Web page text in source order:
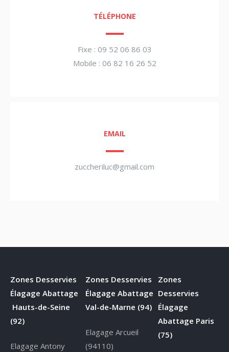
TÉLÉPHONE
Fixe : 09 52 06 86 03
Mobile : 06 82 16 26 52
EMAIL
zuccheriluc@gmail.com
Zones Desservies
Élagage Abattage
Hauts-de-Seine
(92)
Elagage Antony
Zones Desservies
Élagage Abattage
Val-de-Marne (94)
Elagage Arcueil
(94110)
Zones
Desservies
Élagage
Abattage Paris
(75)